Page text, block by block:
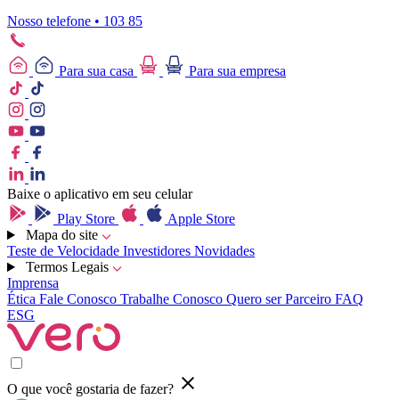
Nosso telefone • 103 85
Para sua casa Para sua empresa
Baixe o aplicativo em seu celular
Play Store
Apple Store
Mapa do site
Teste de Velocidade Investidores Novidades
Termos Legais
Imprensa
Ética Fale Conosco Trabalhe Conosco Quero ser Parceiro FAQ
ESG
O que você gostaria de fazer?